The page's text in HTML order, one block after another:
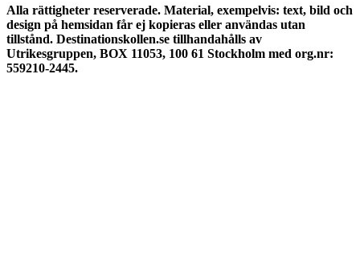
Alla rättigheter reserverade. Material, exempelvis: text, bild och
design på hemsidan får ej kopieras eller användas utan
tillstånd. Destinationskollen.se tillhandahålls av
Utrikesgruppen, BOX 11053, 100 61 Stockholm med org.nr:
559210-2445.